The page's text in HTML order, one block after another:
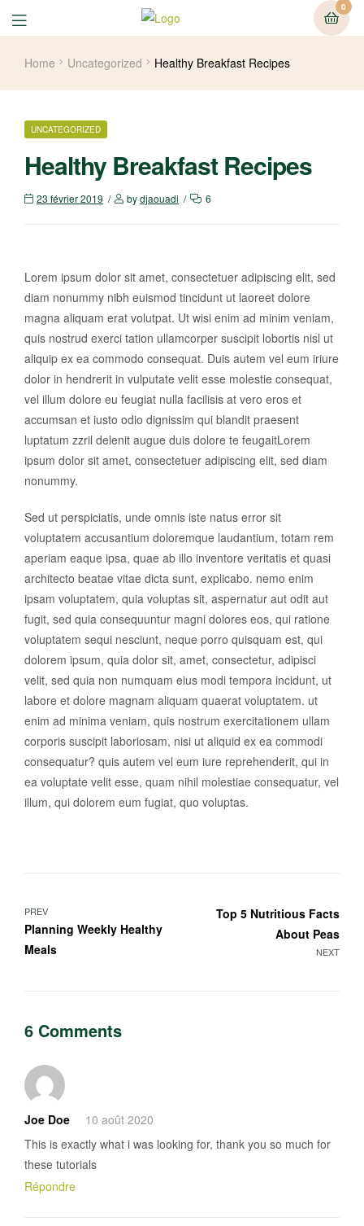
0
Home Uncategorized Healthy Breakfast Recipes
UNCATEGORIZED
Healthy Breakfast Recipes
23 février 2019 bydjaouadi 6
Lorem ipsum dolor sit amet, consectetuer adipiscing elit, sed
diam nonummy nibh euismod tincidunt ut laoreet dolore
magna aliquam erat volutpat. Ut wisi enim ad minim veniam,
quis nostrud exerci tation ullamcorper suscipit lobortis nisl ut
aliquip ex ea commodo consequat. Duis autem vel eum iriure
dolor in hendrerit in vulputate velit esse molestie consequat,
vel illum dolore eu feugiat nulla facilisis at vero eros et
accumsan et iusto odio dignissim qui blandit praesent
luptatum zzril delenit augue duis dolore te feugaitLorem
ipsum dolor sit amet, consectetuer adipiscing elit, sed diam
nonummy.
Sed ut perspiciatis, unde omnis iste natus error sit
voluptatem accusantium doloremque laudantium, totam rem
aperiam eaque ipsa, quae ab illo inventore veritatis et quasi
architecto beatae vitae dicta sunt, explicabo. nemo enim
ipsam voluptatem, quia voluptas sit, aspernatur aut odit aut
fugit, sed quia consequuntur magni dolores eos, qui ratione
voluptatem sequi nesciunt, neque porro quisquam est, qui
dolorem ipsum, quia dolor sit, amet, consectetur, adipisci
velit, sed quia non numquam eius modi tempora incidunt, ut
labore et dolore magnam aliquam quaerat voluptatem. ut
enim ad minima veniam, quis nostrum exercitationem ullam
corporis suscipit laboriosam, nisi ut aliquid ex ea commodi
consequatur? quis autem vel eum iure reprehenderit, qui in
ea voluptate velit esse, quam nihil molestiae consequatur, vel
illum, qui dolorem eum fugiat, quo voluptas.
PREV
Planning Weekly Healthy
Meals
NEXT
Top 5 Nutritious Facts
About Peas
6 Comments
Joe Doe
10 août 2020
This is exactly what i was looking for, thank you so much for
these tutorials
Répondre